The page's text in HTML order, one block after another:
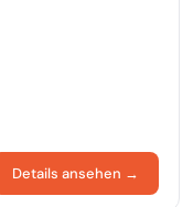
Details ansehen →